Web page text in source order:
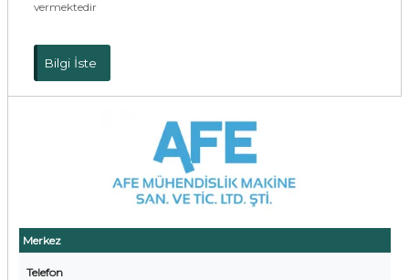
Merkez
Telefon
vermektedir
Bilgi İste